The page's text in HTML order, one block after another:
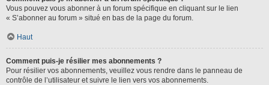
Vous pouvez vous abonner à un forum spécifique en cliquant sur le lien
« S’abonner au forum » situé en bas de la page du forum.
Haut
Comment puis-je résilier mes abonnements ?
Pour résilier vos abonnements, veuillez vous rendre dans le panneau de
contrôle de l’utilisateur et suivre le lien vers vos abonnements.